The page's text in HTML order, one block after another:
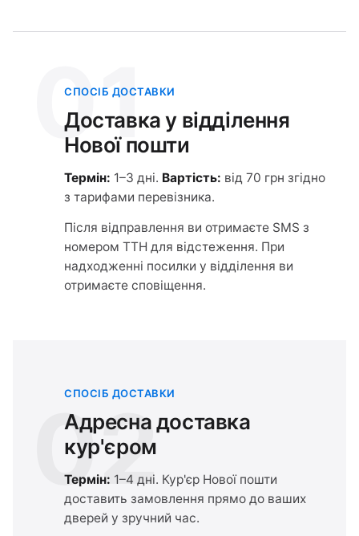
01
СПОСІБ ДОСТАВКИ
Доставка у відділення
Нової пошти
Термін: 1–3 дні. Вартість: від 70 грн згідно
з тарифами перевізника.
Після відправлення ви отримаєте SMS з
номером ТТН для відстеження. При
надходженні посилки у відділення ви
отримаєте сповіщення.
02
СПОСІБ ДОСТАВКИ
Адресна доставка
кур'єром
Термін: 1–4 дні. Кур'єр Нової пошти
доставить замовлення прямо до ваших
дверей у зручний час.